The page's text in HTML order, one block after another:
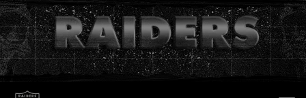
Skip
to
main
content